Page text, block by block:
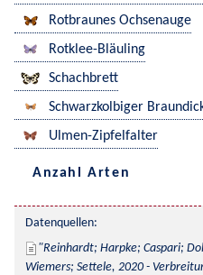
Rotbraunes Ochsenauge
Rotklee-Bläuling
Schachbrett
Schwarzkolbiger
Ulmen-Zipfelfalter
Anzahl Arten
Datenquellen:
Reinhardt; Harpke; Caspari;
Wiemers; Settele, 2020 -